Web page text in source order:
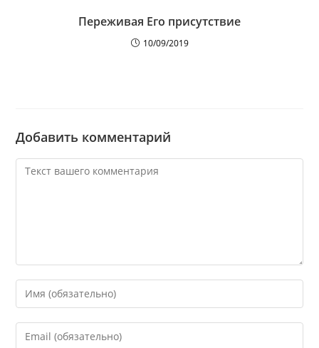
Переживая Его присутствие
10/09/2019
Добавить комментарий